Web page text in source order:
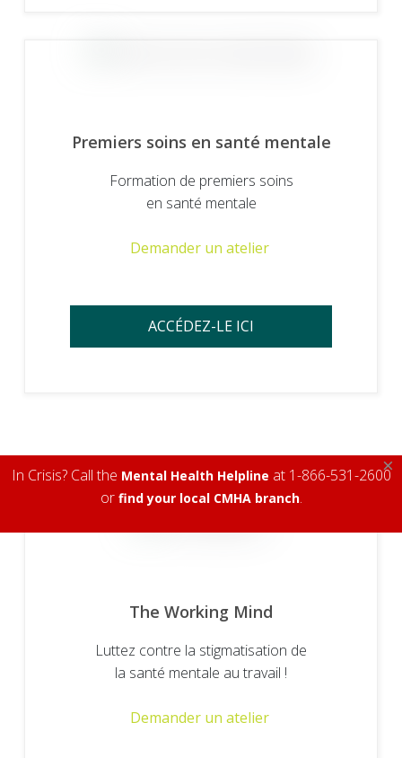
Premiers soins en santé mentale
Formation de premiers soins
en santé mentale
Demander un atelier
ACCÉDEZ-LE ICI
The Working Mind
Luttez contre la stigmatisation de
la santé mentale au travail !
Demander un atelier
×
In Crisis? Call the Mental Health Helpline at 1-866-531-2600
or find your local CMHA branch.